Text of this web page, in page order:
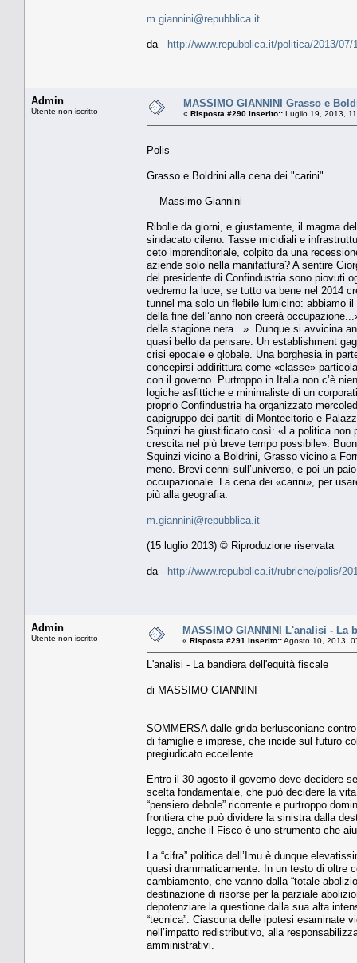
m.giannini@repubblica.it
da - http://www.repubblica.it/politica/2013/
Admin
Utente non iscritto
MASSIMO GIANNINI Grasso e
« Risposta #290 inserito:: Luglio 19, 2013,
Polis
Grasso e Boldrini alla cena dei "carini"
Massimo Giannini
Ribolle da giorni, e giustamente, il magma
sindacato cileno. Tasse micidiali e
ceto imprenditoriale, colpito da una
aziende solo nella manifattura? A sentire
del presidente di Confindustria sono piovuti
vedremo la luce, se tutto va bene nel 2014
tunnel ma solo un flebile lumicino: abbiamo
della fine dell’anno non creerà
della stagione nera...». Dunque si avvicina
quasi bello da pensare. Un establishment
crisi epocale e globale. Una borghesia in
concepirsi addirittura come «classe»
con il governo. Purtroppo in Italia non c’è
logiche asfittiche e minimaliste di un
proprio Confindustria ha organizzato
capigruppo dei partiti di Montecitorio e
Squinzi ha giustificato così: «La politica non
crescita nel più breve tempo possibile».
Squinzi vicino a Boldrini, Grasso vicino a
meno. Brevi cenni sull’universo, e poi un
occupazionale. La cena dei «carini», per
più alla geografia.
m.giannini@repubblica.it
(15 luglio 2013) © Riproduzione riservata
da - http://www.repubblica.it/rubriche/polis/
Admin
Utente non iscritto
MASSIMO GIANNINI L'analisi - La
« Risposta #291 inserito::Agosto 10, 2013,
L'analisi - La bandiera dell'equità fiscale
di MASSIMO GIANNINI
SOMMERSA dalle grida berlusconiane
di famiglie e imprese, che incide sul futuro
pregiudicato eccellente.
Entro il 30 agosto il governo deve decidere
scelta fondamentale, che può decidere la
“pensiero debole” ricorrente e purtroppo
frontiera che può dividere la sinistra dalla
legge, anche il Fisco è uno strumento che
La “cifra” politica dell’Imu è dunque
quasi drammaticamente. In un testo di oltre
cambiamento, che vanno dalla “totale
destinazione di risorse per la parziale
depotenziare la questione dalla sua alta
“tecnica”. Ciascuna delle ipotesi esaminate
nell’impatto redistributivo, alla
amministrativi.